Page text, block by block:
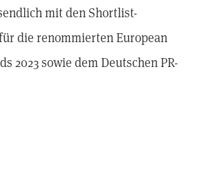
mit den Shortlist-
die renommierten European
2023 sowie dem Deutschen PR-